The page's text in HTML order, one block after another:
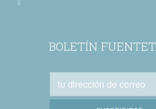
BOLETÍN